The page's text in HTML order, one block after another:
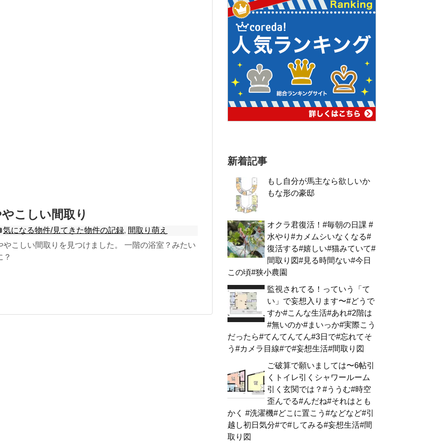
こしい間取り
気になる物件/見てきた物件の記録, 間取り萌え
やこしい間取りを見つけました。 一階の浴室？みたい
？
新着記事
もし自分が馬主なら欲しいか
もな形の豪邸
オクラ君復活！#毎朝の日課 #
水やり#カメムシいなくなる#
復活する#嬉しい#猫みていて#
間取り図#見る時間ない#今日
この頃#狭小農園
監視されてる！っていう「て
い」で妄想入ります〜#どうで
すか#こんな生活#あれ#2階は
#無いのか#まいっか#実際こう
だったら#てんてんてん#3日で#忘れてそ
う#カメラ目線#で#妄想生活#間取り図
ご破算で願いましては〜6帖引
くトイレ引くシャワールーム
引く玄関では？#ううむ#時空
歪んでる#んだね#それはとも
かく #洗濯機#どこに置こう#などなど#引
越し初日気分#で#してみる#妄想生活#間
取り図